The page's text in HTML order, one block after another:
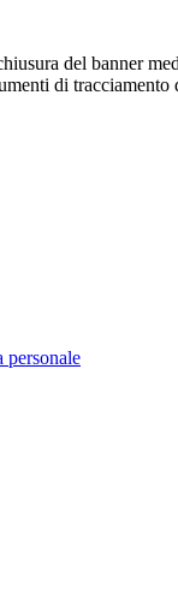
del banner
di
personale